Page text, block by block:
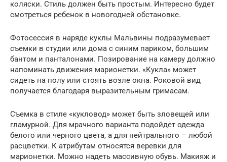
коляски. Стиль должен быть простым. Интересно будет
смотреться ребенок в новогодней обстановке.
Фотосессия в наряде куклы Мальвины подразумевает
съемки в студии или дома с синим париком, большим
бантом и панталонами. Позирование на камеру должно
напоминать движения марионетки. «Кукла» может
сидеть на полу или стоять возле окна. Роковой вид
получается благодаря выразительным гримасам.
Съемка в стиле «кукловод» может быть зловещей или
гламурной. Для мрачного варианта подойдет одежда
белого или черного цвета, а для нейтрального – любой
расцветки. К атрибутам относятся веревки для
марионетки. Можно надеть массивную обувь. Макияж и